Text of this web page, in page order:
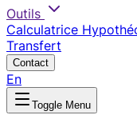
Outils
Calculatrice
Transfert
Contact
En
Toggle Menu